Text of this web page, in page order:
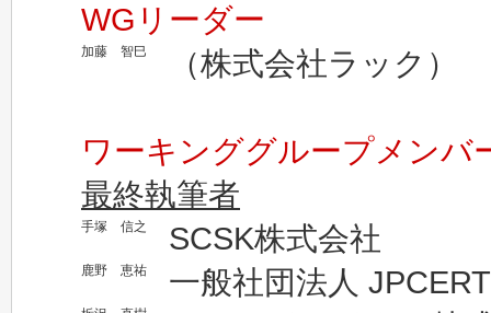
WGリーダー
加藤 智巳 （株式会社ラック）
ワーキンググループメンバ
最終執筆者
手塚 信之 SCSK株式会社
鹿野 恵祐 一般社団法人